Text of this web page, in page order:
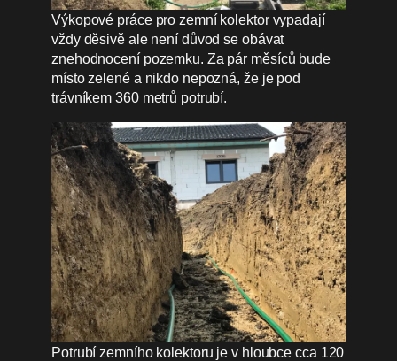
Výkopové práce pro zemní kolektor vypadají
vždy děsivě ale není důvod se obávat
znehodnocení pozemku. Za pár měsíců bude
místo zelené a nikdo nepozná, že je pod
trávníkem 360 metrů potrubí.
Potrubí zemního kolektoru je v hloubce cca 120